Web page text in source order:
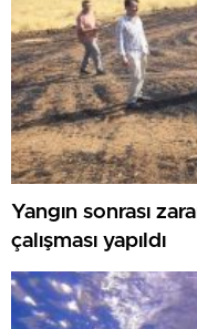
Yangın sonrası
çalışması yapıldı